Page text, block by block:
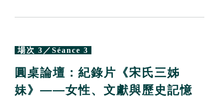
場次 3／Séance 3
圓桌論壇：紀錄片《宋氏三姊
妹》——女性、文獻與歷史記憶